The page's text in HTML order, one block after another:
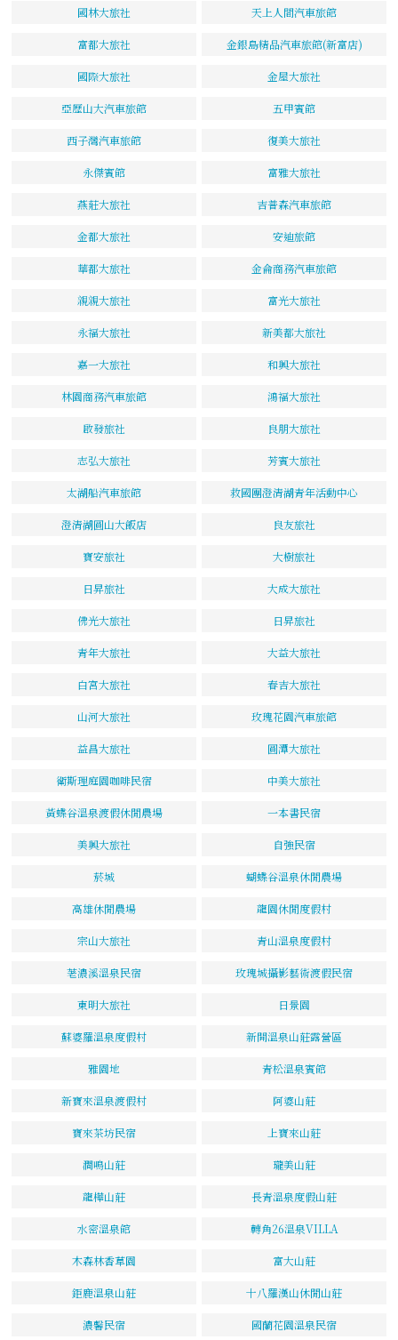
國林大旅社 天上人間汽車旅館
富都大旅社 金銀島精品汽車旅館(新富店)
國際大旅社 金屋大旅社
亞歷山大汽車旅館 五甲賓館
西子灣汽車旅館 復美大旅社
永傑賓館 富雅大旅社
燕莊大旅社 吉普森汽車旅館
金都大旅社 安迪旅館
華都大旅社 金侖商務汽車旅館
親親大旅社 富光大旅社
永福大旅社 新美都大旅社
嘉一大旅社 和興大旅社
林園商務汽車旅館 鴻福大旅社
啟發旅社 良朋大旅社
志弘大旅社 芳賓大旅社
太湖船汽車旅館 救國團澄清湖青年活動中心
澄清湖圓山大飯店 良友旅社
寶安旅社 大樹旅社
日昇旅社 大成大旅社
佛光大旅社 日昇旅社
青年大旅社 大益大旅社
白宮大旅社 春吉大旅社
山河大旅社 玫瑰花園汽車旅館
益昌大旅社 圓潭大旅社
衛斯理庭園咖啡民宿 中美大旅社
黃蝶谷溫泉渡假休閒農場 一本書民宿
美興大旅社 自強民宿
菸城 蝴蝶谷溫泉休閒農場
高雄休閒農場 龍園休閒度假村
宗山大旅社 青山溫泉度假村
荖濃溪溫泉民宿 玫瑰城攝影藝術渡假民宿
東明大旅社 日景園
蘇婆羅溫泉度假村 新開溫泉山莊露營區
雅園地 青松溫泉賓館
新寶來溫泉渡假村 阿婆山莊
寶來茶坊民宿 上寶來山莊
澗鳴山莊 瓏美山莊
龍樺山莊 長青溫泉度假山莊
水密溫泉館 轉角26溫泉VILLA
木森林香草園 富大山莊
鉅鹿溫泉山莊 十八羅漢山休閒山莊
濃馨民宿 國蘭花園溫泉民宿